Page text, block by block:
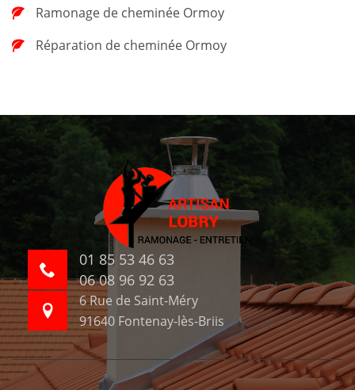
Ramonage de cheminée Ormoy
Réparation de cheminée Ormoy
01 85 53 46 63
06 08 96 92 63
6 Rue de Saint-Méry
91640 Fontenay-lès-Briis